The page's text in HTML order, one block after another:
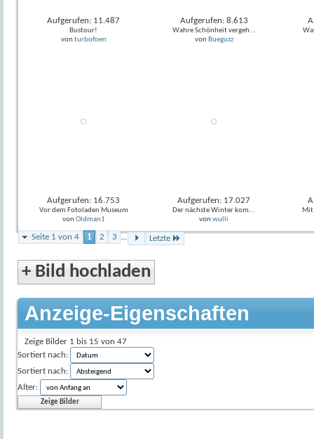
Aufgerufen: 11.487
Bustour!
von turbofoen
Aufgerufen: 8.613
Wahre Schönheit vergeh...
von Bueguzz
Aufgerufen: 16.753
Vor dem Fotoladen Museum
von Oldman1
Aufgerufen: 17.027
Der nächste Winter kom...
von wulli
Mit
Seite 1 von 4 1 2 3 ... Letzte
+ Bild hochladen
Anzeige-Eigenschaften
Zeige Bilder 1 bis 15 von 47
Sortiert nach:
Sortiert nach:
Alter: